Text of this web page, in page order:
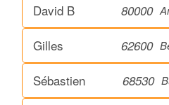
David B
80000
Gilles
62600
Sébastien
68530